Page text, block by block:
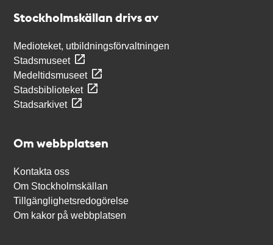
Stockholmskällan drivs av
Medioteket, utbildningsförvaltningen
Stadsmuseet
Medeltidsmuseet
Stadsbiblioteket
Stadsarkivet
Om webbplatsen
Kontakta oss
Om Stockholmskällan
Tillgänglighetsredogörelse
Om kakor på webbplatsen